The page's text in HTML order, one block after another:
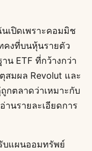
เปิดเพราะคอมมิช
คงที่บนหุ้นรายตัว
น ETF ที่กว้างกว่า
สมผล Revolut และ
กตลาดว่าเหมาะกับ
านรายละเอียดการ
บแผนออมทรัพย์